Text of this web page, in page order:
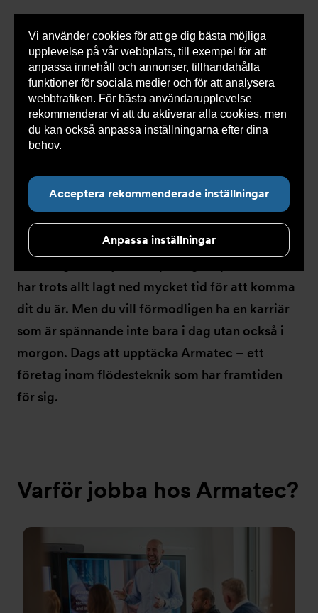
Vi använder cookies för att ge dig bästa möjliga
upplevelse på vår webbplats, till exempel för att
anpassa innehåll och annonser, tillhandahålla
funktioner för sociala medier och för att analysera
webbtrafiken. För bästa användarupplevelse
rekommenderar vi att du aktiverar alla cookies, men
du kan också anpassa inställningarna efter dina
behov.
Acceptera rekommenderade inställningar
Anpassa inställningar
0 varorSnabborder
Du
här:
Armatec > Om Armatec > Karriär
Karriär
Att inleda en karriär är väldigt roligt, och det är
har trots allt lagt ned mycket tid för att komma
dit du är. Men du vill förmodligen ha en karriär
som är spännande inte bara i dag utan också i
morgon. Dags att upptäcka Armatec – ett
företag inom flödesteknik som har framtiden
för sig.
Varför jobba hos Armatec?